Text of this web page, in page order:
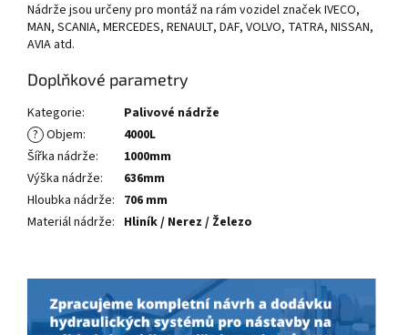
Nádrže jsou určeny pro montáž na rám vozidel značek IVECO,
MAN, SCANIA, MERCEDES, RENAULT, DAF, VOLVO, TATRA, NISSAN,
AVIA atd.
Doplňkové parametry
Kategorie:
Palivové nádrže
? Objem:
4000L
Šířka nádrže:
1000mm
Výška nádrže:
636mm
Hloubka nádrže: 706 mm
Materiál nádrže: Hliník / Nerez / Železo